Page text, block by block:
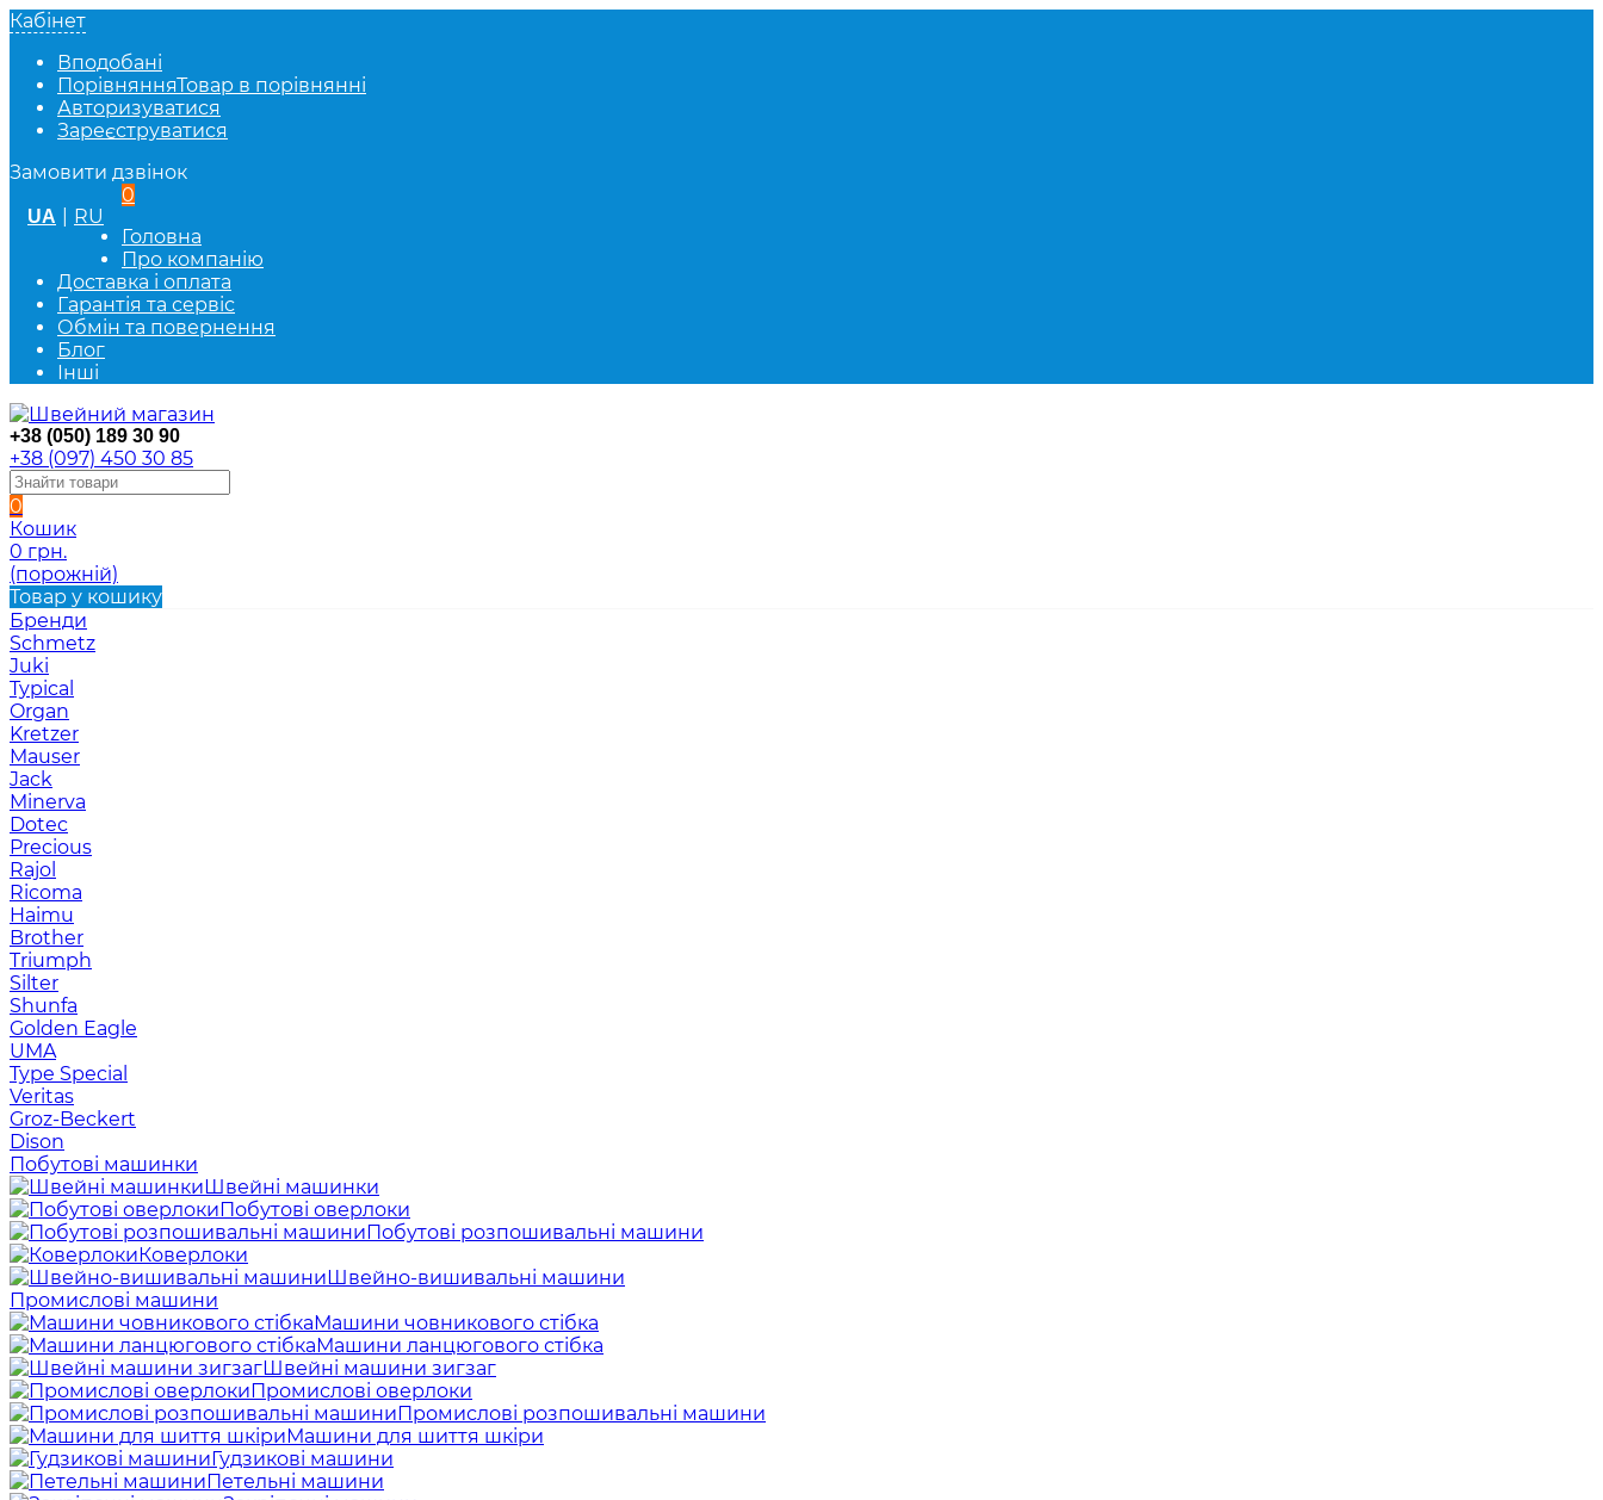
Кабінет
Вподобані
ПорівнянняТовар в порівнянні
Авторизуватися
Зареєструватися
Замовити дзвінок
UA RU
0
Головна
Про компанію
Доставка і оплата
Гарантія та сервіс
Обмін та повернення
Блог
Інші
+38 (050) 189 30 90
+38 (097) 450 30 85
0
Кошик
0 грн.
(порожній)
Товар у кошику
Бренди
Schmetz
Juki
Typical
Organ
Kretzer
Mauser
Jack
Minerva
Dotec
Precious
Rajol
Ricoma
Haimu
Brother
Triumph
Silter
Shunfa
Golden Eagle
UMA
Type Special
Veritas
Groz-Beckert
Dison
Побутові машинки
Швейні машинки
Побутові оверлоки
Побутові розпошивальні машини
Коверлоки
Швейно-вишивальні машини
Промислові машини
Машини човникового стібка
Машини ланцюгового стібка
Швейні машини зигзаг
Промислові оверлоки
Промислові розпошивальні машини
Машини для шиття шкіри
Гудзикові машини
Петельні машини